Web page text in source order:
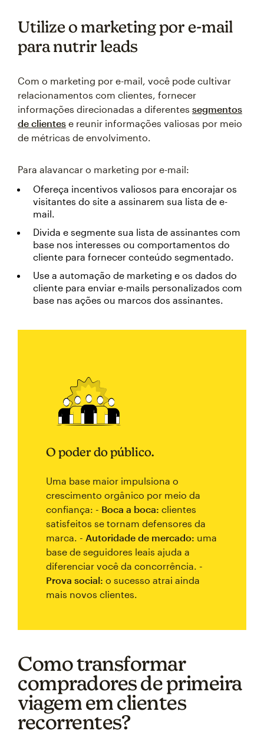
Utilize o marketing por e-mail
para nutrir leads
Com o marketing por e-mail, você pode cultivar
relacionamentos com clientes, fornecer
informações direcionadas a diferentes segmentos
de clientes e reunir informações valiosas por meio
de métricas de envolvimento.
Para alavancar o marketing por e-mail:
Ofereça incentivos valiosos para encorajar os
visitantes do site a assinarem sua lista de e-
mail.
Divida e segmente sua lista de assinantes com
base nos interesses ou comportamentos do
cliente para fornecer conteúdo segmentado.
Use a automação de marketing e os dados do
cliente para enviar e-mails personalizados com
base nas ações ou marcos dos assinantes.
O poder do público.
Uma base maior impulsiona o
crescimento orgânico por meio da
confiança: - Boca a boca: clientes
satisfeitos se tornam defensores da
marca. - Autoridade de mercado: uma
base de seguidores leais ajuda a
diferenciar você da concorrência. -
Prova social: o sucesso atrai ainda
mais novos clientes.
Como transformar
compradores de primeira
viagem em clientes
recorrentes?